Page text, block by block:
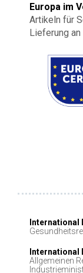
Europa im
Artikeln für
Lieferung an
International
International
Allgemeinen